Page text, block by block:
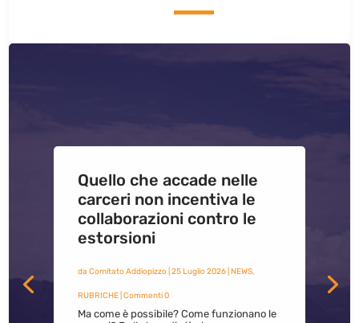
Quello che accade nelle
carceri non incentiva le
collaborazioni contro le
estorsioni
da Comitato Addiopizzo| 25 Luglio 2026| NEWS,
RUBRICHE| Commenti 0
Ma come è possibile? Come funzionano le